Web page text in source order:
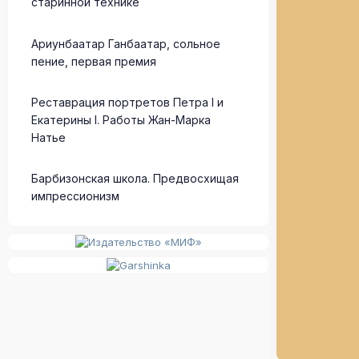
Ариунбаатар Ганбаатар, сольное
пение, первая премия
Реставрация портретов Петра I и
Екатерины I. Работы Жан-Марка
Натье
Барбизонская школа. Предвосхищая
импрессионизм